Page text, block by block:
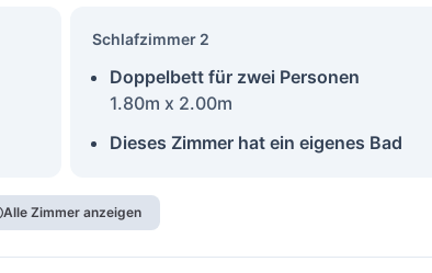
Schlafzimmer 2
Doppelbett für zwei Personen
1.80m x 2.00m
Dieses Zimmer hat ein eigenes Bad
Alle Zimmer anzeigen